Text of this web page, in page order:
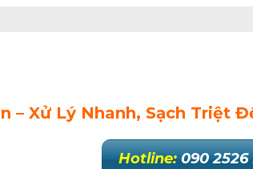
– Xử Lý Nhanh, Sạch Triệt
Hotline: 090 2526